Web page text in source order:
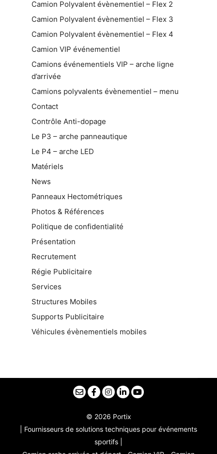
Camion Polyvalent évènementiel – Flex 2
Camion Polyvalent évènementiel – Flex 3
Camion Polyvalent évènementiel – Flex 4
Camion VIP événementiel
Camions événementiels VIP – arche ligne
d’arrivée
Camions polyvalents évènementiel – menu
Contact
Contrôle Anti-dopage
Le P3 – arche panneautique
Le P4 – arche LED
Matériels
News
Panneaux Hectométriques
Photos & Références
Politique de confidentialité
Présentation
Recrutement
Régie Publicitaire
Services
Structures Mobiles
Supports Publicitaire
Véhicules évènementiels mobiles
© 2026 Portix
| Fournisseurs de solutions techniques pour événements
sportifs |